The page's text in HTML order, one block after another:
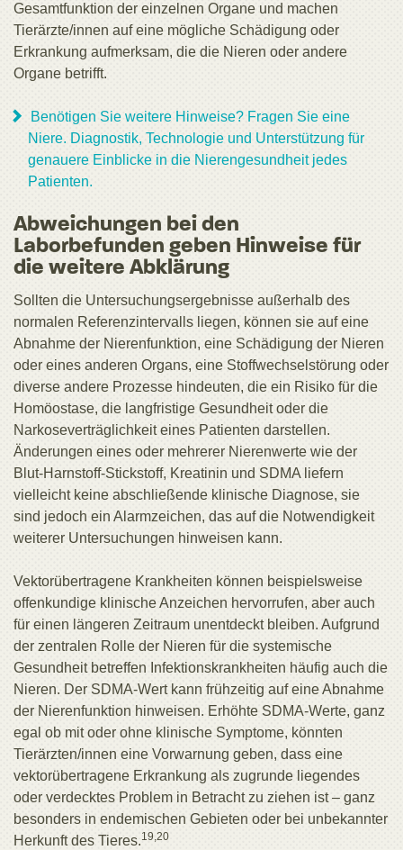
Gesamtfunktion der einzelnen Organe und machen
Tierärzte/innen auf eine mögliche Schädigung oder
Erkrankung aufmerksam, die die Nieren oder andere
Organe betrifft.
Benötigen Sie weitere Hinweise? Fragen Sie eine
Niere. Diagnostik, Technologie und Unterstützung für
genauere Einblicke in die Nierengesundheit jedes
Patienten.
Abweichungen bei den
Laborbefunden geben Hinweise für
die weitere Abklärung
Sollten die Untersuchungsergebnisse außerhalb des
normalen Referenzintervalls liegen, können sie auf eine
Abnahme der Nierenfunktion, eine Schädigung der Nieren
oder eines anderen Organs, eine Stoffwechselstörung oder
diverse andere Prozesse hindeuten, die ein Risiko für die
Homöostase, die langfristige Gesundheit oder die
Narkoseverträglichkeit eines Patienten darstellen.
Änderungen eines oder mehrerer Nierenwerte wie der
Blut-Harnstoff-Stickstoff, Kreatinin und SDMA liefern
vielleicht keine abschließende klinische Diagnose, sie
sind jedoch ein Alarmzeichen, das auf die Notwendigkeit
weiterer Untersuchungen hinweisen kann.
Vektorübertragene Krankheiten können beispielsweise
offenkundige klinische Anzeichen hervorrufen, aber auch
für einen längeren Zeitraum unentdeckt bleiben. Aufgrund
der zentralen Rolle der Nieren für die systemische
Gesundheit betreffen Infektionskrankheiten häufig auch die
Nieren. Der SDMA-Wert kann frühzeitig auf eine Abnahme
der Nierenfunktion hinweisen. Erhöhte SDMA-Werte, ganz
egal ob mit oder ohne klinische Symptome, könnten
Tierärzten/innen eine Vorwarnung geben, dass eine
vektorübertragene Erkrankung als zugrunde liegendes
oder verdecktes Problem in Betracht zu ziehen ist – ganz
besonders in endemischen Gebieten oder bei unbekannter
Herkunft des Tieres.19,20